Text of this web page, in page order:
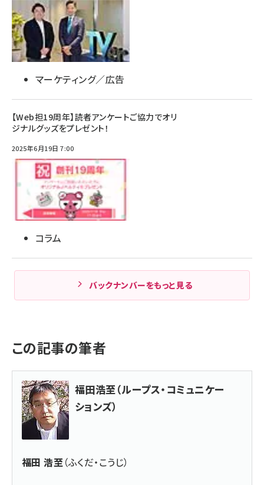
マーケティング／広告
【Web担19周年】読者アンケートご協力でオリ
ジナルグッズをプレゼント！
2025年6月19日 7:00
コラム
バックナンバーをもっと見る
この記事の筆者
福田浩至（ループス・コミュニケー
ションズ）
福田 浩至（ふくだ・こうじ）